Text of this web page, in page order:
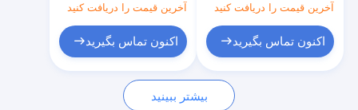
آخرین قیمت را دریافت کنید
اکنون تماس بگیرید
آخرین قیمت را دریافت کنید
اکنون تماس بگیرید
بیشتر ببینید